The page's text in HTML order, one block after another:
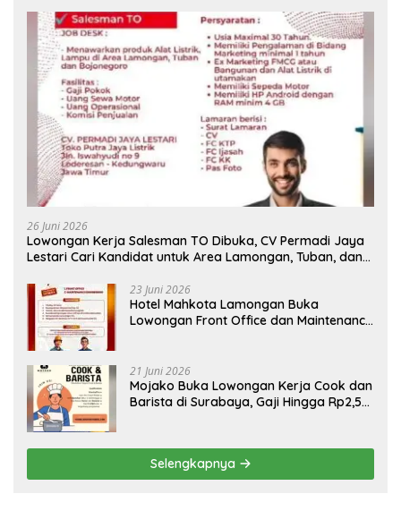
26 Juni 2026
Lowongan Kerja Salesman TO Dibuka, CV Permadi Jaya
Lestari Cari Kandidat untuk Area Lamongan, Tuban, dan
23 Juni 2026
Hotel Mahkota Lamongan Buka
Lowongan Front Office dan Maintenance
21 Juni 2026
Mojako Buka Lowongan Kerja Cook dan
Barista di Surabaya, Gaji Hingga Rp2,5
Selengkapnya